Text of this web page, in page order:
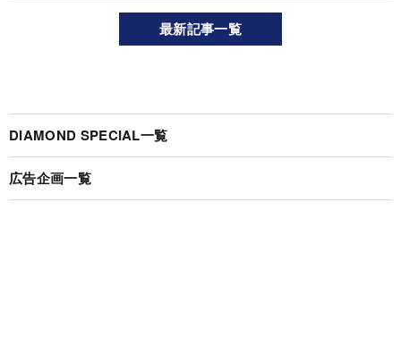
最新記事一覧
DIAMOND SPECIAL一覧
広告企画一覧